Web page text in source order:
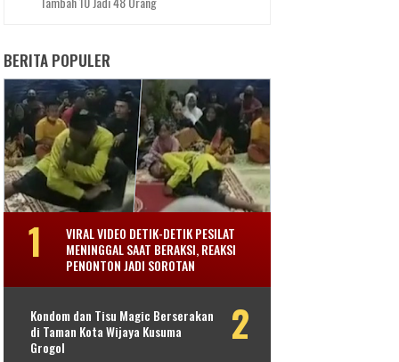
BERITA POPULER
VIRAL VIDEO DETIK-DETIK PESILAT
MENINGGAL SAAT BERAKSI, REAKSI
PENONTON JADI SOROTAN
Kondom dan Tisu Magic Berserakan
di Taman Kota Wijaya Kusuma
Grogol